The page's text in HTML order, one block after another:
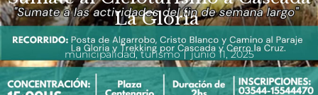
La Gloria
municipalidad,turismo junio 11, 2025